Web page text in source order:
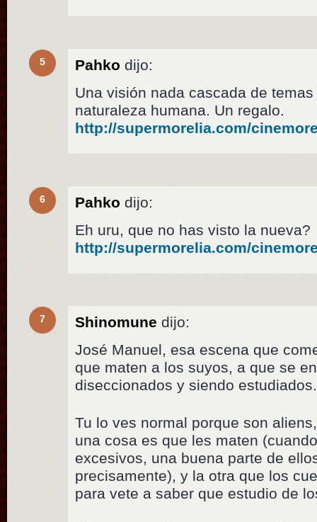
5 Pahko dijo:
Una visión nada cascada de
naturaleza humana. Un regalo.
http://supermorelia.com/
6 Pahko dijo:
Eh uru, que no has visto la nueva?
http://supermorelia.com/
7 Shinomune dijo:
José Manuel, esa escena que
que maten a los suyos, a que se
diseccionados y siendo estudiados.
Tu lo ves normal porque son
una cosa es que les maten
excesivos, una buena parte de
precisamente), y la otra que los
para vete a saber que estudio de